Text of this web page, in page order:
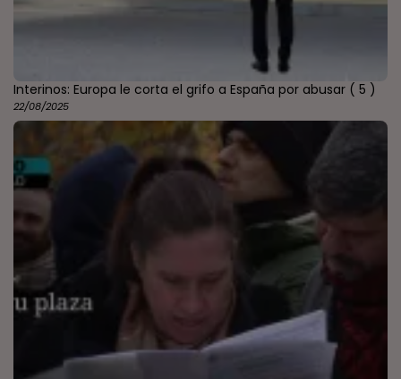
Interinos: Europa le corta el grifo a España por abusar ( 5 )
22/08/2025